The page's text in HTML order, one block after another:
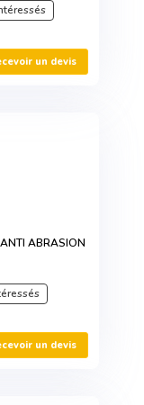
un devis
ABRASION
un devis